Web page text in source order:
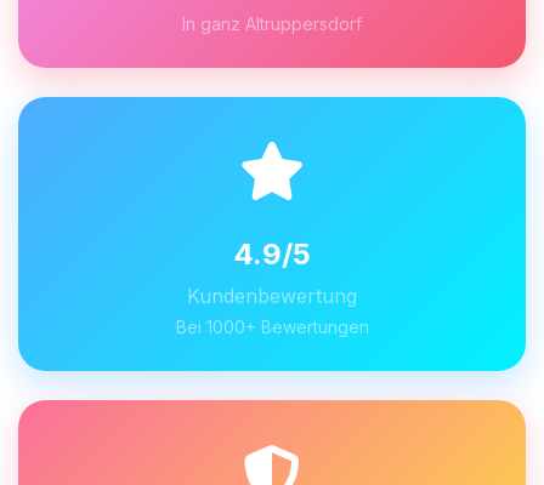
In ganz Altruppersdorf
4.9/5
Kundenbewertung
Bei 1000+ Bewertungen